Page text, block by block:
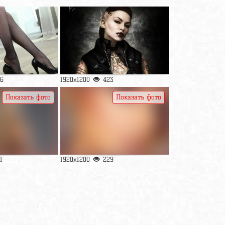
1920x1200 423
Показать фото
1920x1200 229
Показать фото